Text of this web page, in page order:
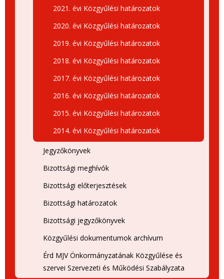
2021. évi Közgyűlési határozatok
2020. évi Közgyűlési határozatok
2019. évi Közgyűlési határozatok
2018. évi Közgyűlési határozatok
2017. évi Közgyűlési határozatok
2016. évi Közgyűlési határozatok
2015. évi Közgyűlési határozatok
2014. évi Közgyűlési határozatok
Jegyzőkönyvek
Bizottsági meghívók
Bizottsági előterjesztések
Bizottsági határozatok
Bizottsági jegyzőkönyvek
Közgyűlési dokumentumok archívum
Érd MJV Önkormányzatának Közgyűlése és
szervei Szervezeti és Működési Szabályzata